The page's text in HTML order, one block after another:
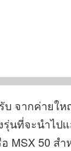
จากค่ายใ
ที่จะนำไปแ
MSX 50 ส